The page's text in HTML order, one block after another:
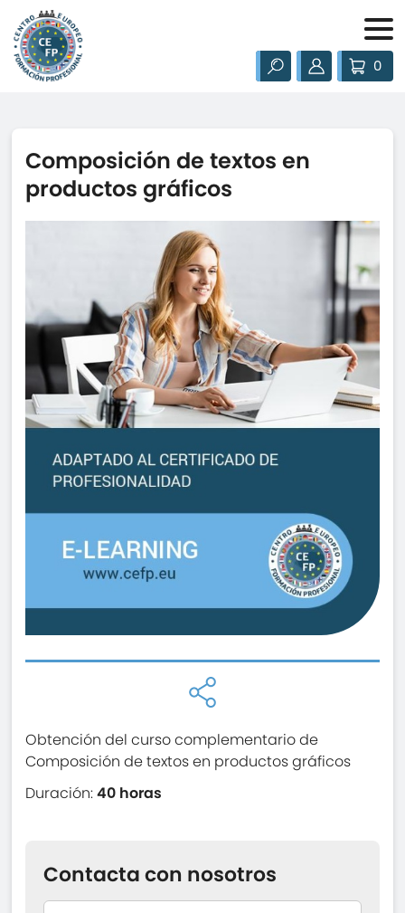
0
Composición de textos en
productos gráficos
Obtención del curso complementario de
Composición de textos en productos gráficos
Duración:40 horas
Contacta con nosotros